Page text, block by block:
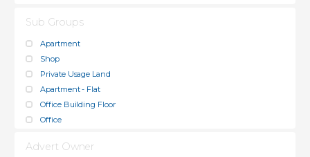
Sub Groups
Apartment
Shop
Private Usage Land
Apartment - Flat
Office Building Floor
Office
Advert Owner